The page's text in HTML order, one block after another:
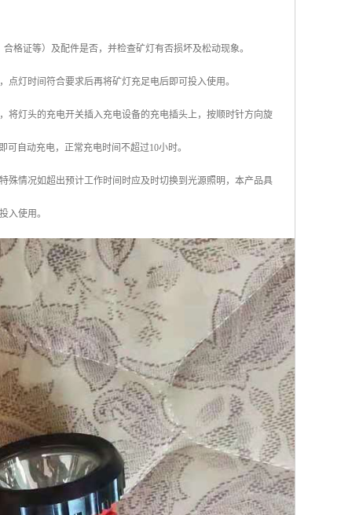
格证等）及配件是否，并检查矿灯有否损坏及松动现象。
灯时间符合要求后再将矿灯充足电后即可投入使用。
将灯头的充电开关插入充电设备的充电插头上，按顺时针方向旋
自动充电，正常充电时间不超过10小时。
殊情况如超出预计工作时间时应及时切换到光源照明，本产品具
入使用。